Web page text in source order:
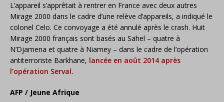
L’appareil s’apprêtait à rentrer en France avec deux autres
Mirage 2000 dans le cadre d’une relève d’appareils, a indiqué le
colonel Celo. Ce convoyage a été annulé après le crash. Huit
Mirage 2000 français sont basés au Sahel – quatre à
N’Djamena et quatre à Niamey – dans le cadre de l’opération
antiterroriste Barkhane, lancée en août 2014 après
l’opération Serval.
AFP / Jeune Afrique